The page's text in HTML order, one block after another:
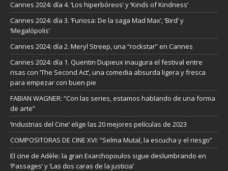
Cannes 2024: día 4. ‘Los hiperbóreos’ y ‘Kinds of Kindness’
Cannes 2024: día 3. ‘Furiosa: De la saga Mad Max’, ‘Bird’ y
‘Megalópolis’
Cannes 2024: día 2. Meryl Streep, una “rockstar” en Cannes
Cannes 2024: día 1. Quentin Dupieux inaugura el festival entre
risas con ‘The Second Act’, una comedia absurda ligera y fresca
para empezar con buen pie
FABIAN WAGNER: “Con las series, estamos hablando de una forma
de arte”
‘Industrias del Cine’ elige las 20 mejores películas de 2023
COMPOSITORAS DE CINE XVI: “Selma Mutal, la escucha y el riesgo”
El cine de Adèle: la gran Exarchopoulos sigue deslumbrando en
’Passages’ y ’Las dos caras de la justicia’